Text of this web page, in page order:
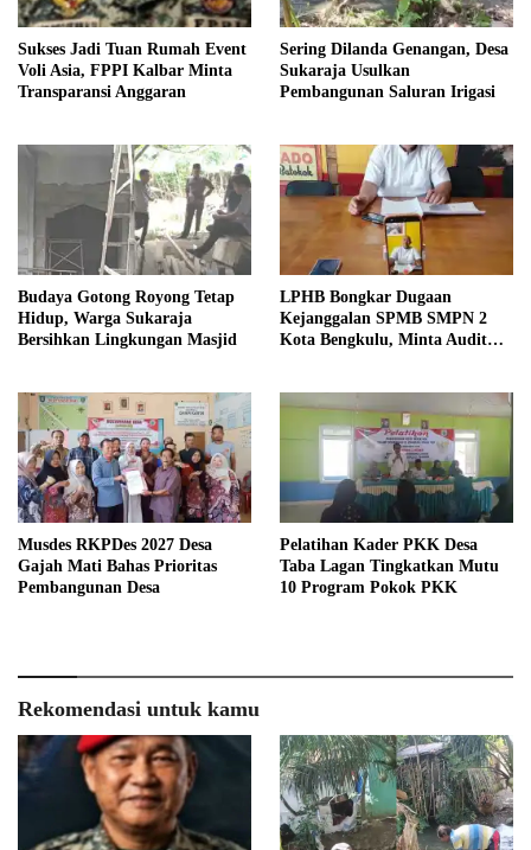
Sukses Jadi Tuan Rumah Event
Voli Asia, FPPI Kalbar Minta
Transparansi Anggaran
Sering Dilanda Genangan, Desa
Sukaraja Usulkan
Pembangunan Saluran Irigasi
Budaya Gotong Royong Tetap
Hidup, Warga Sukaraja
Bersihkan Lingkungan Masjid
LPHB Bongkar Dugaan
Kejanggalan SPMB SMPN 2
Kota Bengkulu, Minta Audit
Musdes RKPDes 2027 Desa
Gajah Mati Bahas Prioritas
Pembangunan Desa
Pelatihan Kader PKK Desa
Taba Lagan Tingkatkan Mutu
10 Program Pokok PKK
Rekomendasi untuk kamu